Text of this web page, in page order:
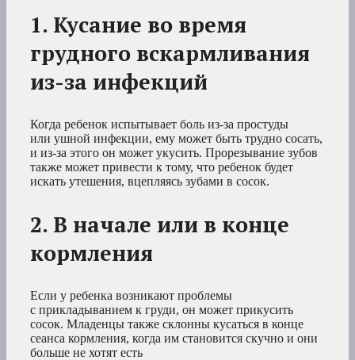
1. Кусание во время
грудного вскармливания
из-за инфекций
Когда ребенок испытывает боль из-за простуды
или ушной инфекции, ему может быть трудно сосать,
и из-за этого он может укусить. Прорезывание зубов
также может привести к тому, что ребенок будет
искать утешения, вцепляясь зубами в сосок.
2. В начале или в конце
кормления
Если у ребенка возникают проблемы
с прикладыванием к груди, он может прикусить
сосок. Младенцы также склонны кусаться в конце
сеанса кормления, когда им становится скучно и они
больше не хотят есть